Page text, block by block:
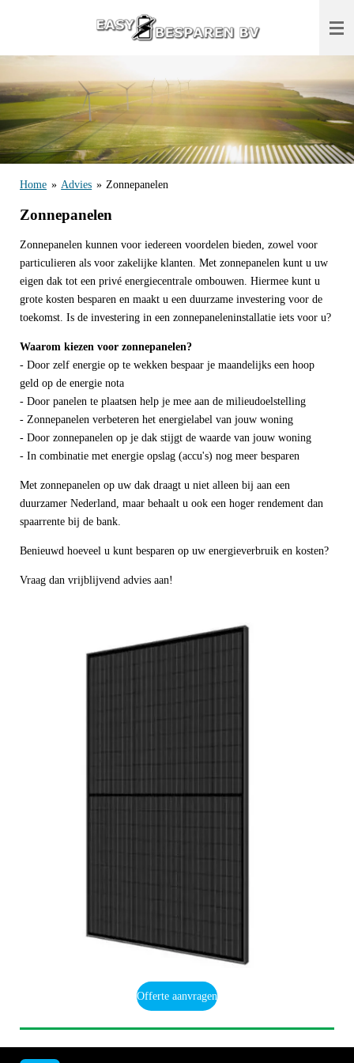
hoofdinhoud
Home » Advies » Zonnepanelen
Zonnepanelen
Zonnepanelen kunnen voor iedereen voordelen bieden, zowel voor
particulieren als voor zakelijke klanten. Met zonnepanelen kunt u uw
eigen dak tot een privé energiecentrale ombouwen. Hiermee kunt u
grote kosten besparen en maakt u een duurzame investering voor de
toekomst. Is de investering in een zonnepaneleninstallatie iets voor u?
Waarom kiezen voor zonnepanelen?
- Door zelf energie op te wekken bespaar je maandelijks een hoop
geld op de energie nota
- Door panelen te plaatsen help je mee aan de milieudoelstelling
- Zonnepanelen verbeteren het energielabel van jouw woning
- Door zonnepanelen op je dak stijgt de waarde van jouw woning
- In combinatie met energie opslag (accu's) nog meer besparen
Met zonnepanelen op uw dak draagt u niet alleen bij aan een
duurzamer Nederland, maar behaalt u ook een hoger rendement dan
spaarrente bij de bank.
Benieuwd hoeveel u kunt besparen op uw energieverbruik en kosten?
Vraag dan vrijblijvend advies aan!
Offerte aanvragen